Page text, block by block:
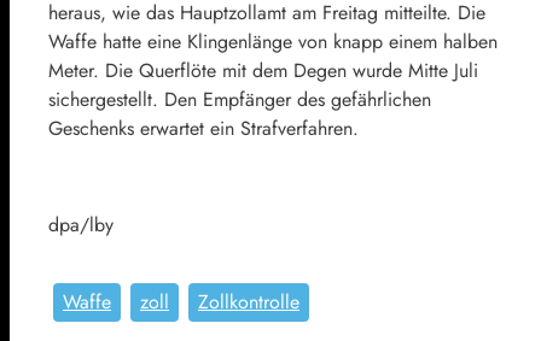
heraus, wie das Hauptzollamt am Freitag mitteilte. Die
Waffe hatte eine Klingenlänge von knapp einem halben
Meter. Die Querflöte mit dem Degen wurde Mitte Juli
sichergestellt. Den Empfänger des gefährlichen
Geschenks erwartet ein Strafverfahren.
dpa/lby
Waffe zoll Zollkontrolle